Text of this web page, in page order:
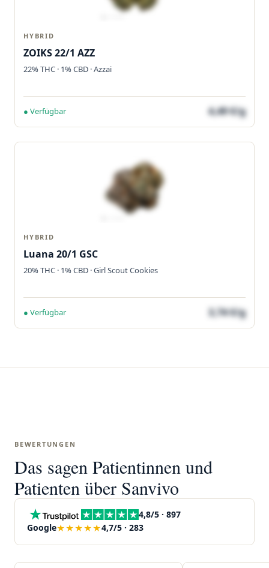
HYBRID
ZOIKS 22/1 AZZ
22% THC · 1% CBD · Azzai
● Verfügbar 4,49 €/g
HYBRID
Luana 20/1 GSC
20% THC · 1% CBD · Girl Scout Cookies
● Verfügbar 3,74 €/g
BEWERTUNGEN
Das sagen Patientinnen und
Patienten über Sanvivo
4,8/5 · 897
Google★★★★★4,7/5 · 283